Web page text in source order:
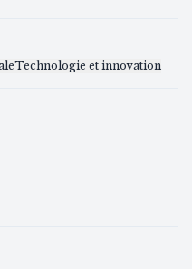
Technologie et innovation